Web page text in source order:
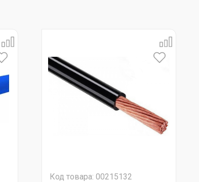
Код товара: 00215132